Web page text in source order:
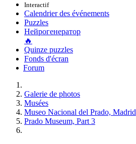
Interactif
Calendrier des événements
Puzzles
Нейрогенератор
🔥
Quinze puzzles
Fonds d'écran
Forum
Galerie de photos
Musées
Museo Nacional del Prado, Madrid
Prado Museum, Part 3